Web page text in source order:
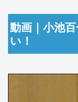
動画｜小池
い！